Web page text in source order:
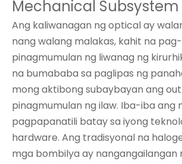
Mechanical Subsystem
Ang kaliwanagan ng optical ay
nang walang malakas, kahit na
pinagmumulan ng liwanag ng
na bumababa sa paglipas ng
mong aktibong subaybayan ang
pinagmumulan ng ilaw. Iba-iba ang
pagpapanatili batay sa iyong
hardware. Ang tradisyonal na
mga bombilya ay nangangailangan